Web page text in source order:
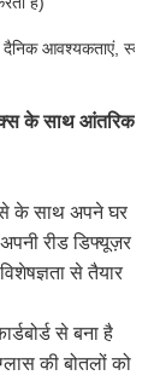
आवश्यकताएं,
के साथ आंतरिक
के साथ अपने घर
रीड डिफ्यूज़र
से तैयार
से बना है
की बोतलों को